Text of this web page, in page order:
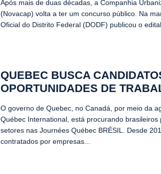
Após mais de duas décadas, a Companhia
(Novacap) volta a ter um concurso público. Na
Oficial do Distrito Federal (DODF) publicou o
QUEBEC BUSCA
OPORTUNIDADES DE
O governo de Quebec, no Canadá, por meio da
Québec International, está procurando
setores nas Journées Québec BRÉSIL. Desde
contratados por empresas...